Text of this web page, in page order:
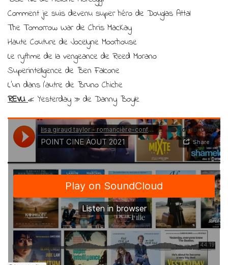
Comment je suis devenu super héro de Douglas Attal
The Tomorrow War de Chris MacKay
Haute Couture de Jocelyne Moorhouse
Le rythme de la vengeance de Reed Morano
Superintelligence de Ben Falcone
L’un dans l’autre de Bruno Chiche
REVU « Yesterday » de Danny Boyle